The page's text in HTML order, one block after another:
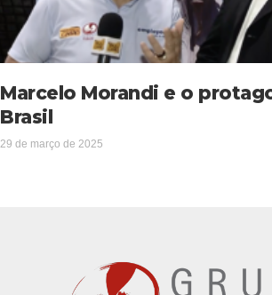
Marcelo Morandi e o
Brasil
29 de março de 2025